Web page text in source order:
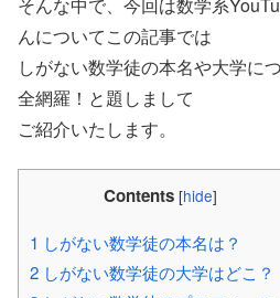
んについてこの記事では
しがない数学徒の本名や大学に
全網羅！と題しまして
ご紹介いたします。
Contents [hide]
1 しがない数学徒の本名は？
2 しがない数学徒の大学はどこ？